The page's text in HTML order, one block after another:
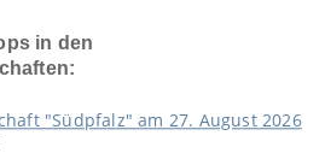
in den
"Südpfalz" am 27. August 2026